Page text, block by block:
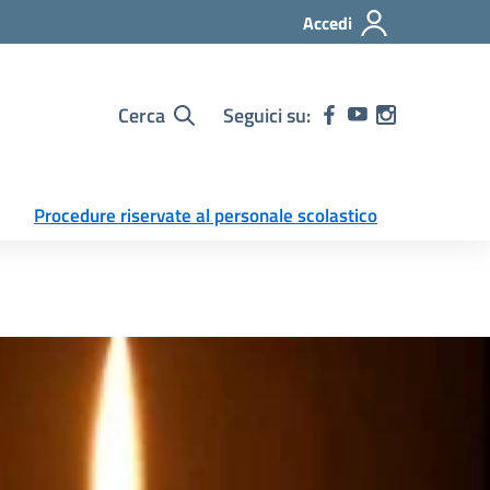
Accedi
Cerca Seguici su:
Procedure riservate al personale scolastico